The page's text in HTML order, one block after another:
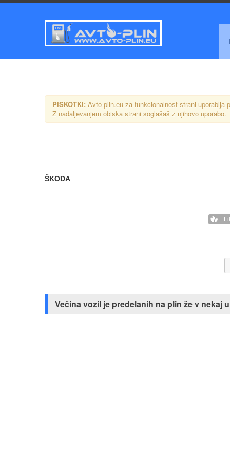
PIŠKOTKI: Avto-plin.eu za funkcionalnost strani
Z nadaljevanjem obiska strani soglašaš z njihovo uporabo.
ŠKODA
Večina vozil je predelanih na plin že v nekaj